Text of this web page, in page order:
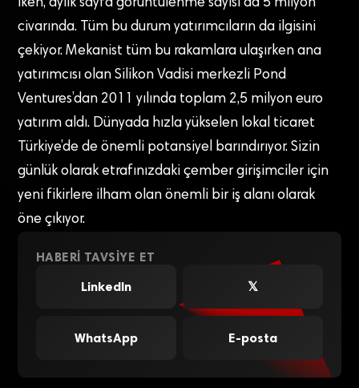
iken, aylık sayfa görüntülenme sayısı da 5 milyon
civarında. Tüm bu durum yatırımcıların da ilgisini
çekiyor. Mekanist tüm bu rakamlara ulaşırken ana
yatırımcısı olan Silikon Vadisi merkezli Pond
Ventures’dan 2011 yılında toplam 2,5 milyon euro
yatırım aldı. Dünyada hızla yükselen lokal ticaret
Türkiye’de de önemli potansiyel barındırıyor. Sizin
günlük olarak etrafınızdaki çember girişimciler için
yeni fikirlere ilham olan önemli bir iş alanı olarak
öne çıkıyor.
HABERI TAVSIYE ET
LinkedIn
𝕏
WhatsApp E-posta